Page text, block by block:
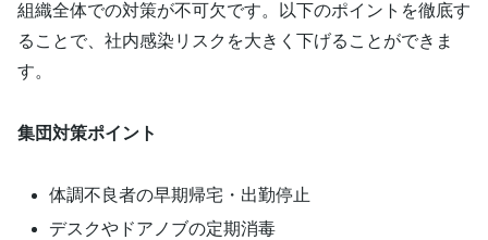
組織全体での対策が不可欠です。以下のポイントを徹底す
ることで、社内感染リスクを大きく下げることができま
す。
集団対策ポイント
体調不良者の早期帰宅・出勤停止
デスクやドアノブの定期消毒